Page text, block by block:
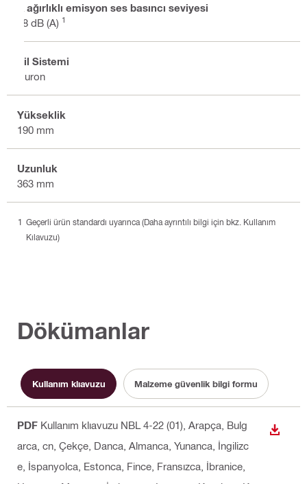
A ağırlıklı emisyon ses basıncı seviyesi
88 dB (A) 1
Pil Sistemi
Nuron
Yükseklik
190 mm
Uzunluk
363 mm
Geçerli ürün standardı uyarınca (Daha ayrıntılı bilgi için bkz. Kullanım
Kılavuzu)
Dökümanlar
Kullanım klıavuzu Malzeme güvenlik bilgi formu
PDF Kullanım klıavuzu NBL 4-22 (01) , Arapça, Bulg
arca, cn, Çekçe, Danca, Almanca, Yunanca, İngilizc
e, İspanyolca, Estonca, Fince, Fransızca, İbranice,
İNDIR